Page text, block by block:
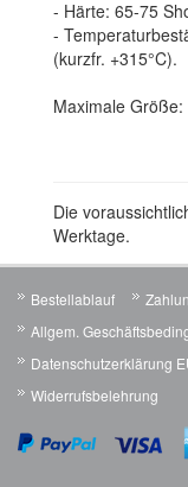
- Härte: 65-75
-
(kurzfr. +315°C).
Maximale
Die
Werktage.
Bestellablauf
Allgem.
Datenschutzerklärung
Widerrufsbelehrung